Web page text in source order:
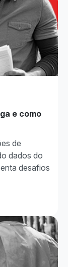
e como
de
dados do
desafios